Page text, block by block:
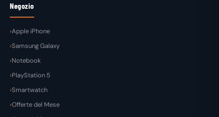
Negozio
Apple iPhone
Samsung Galaxy
Notebook
PlayStation 5
Smartwatch
Offerte del Mese